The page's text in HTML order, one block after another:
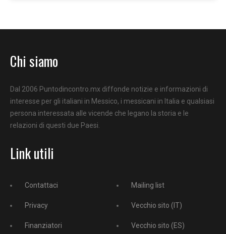
Chi siamo
Dal 2006 Puntodincontro.mx diffonde notizie e informazioni di
interesse per gli italiani in Messico, i messicani in Italia e qualsiasi
persona interessata alle vicende che legano la storia e le
relazioni di questi due Paesi.
Link utili
Contattaci
Privacy
Finanziatori
Mailing list
Vecchio sito (IT)
Vecchio sito (ES)